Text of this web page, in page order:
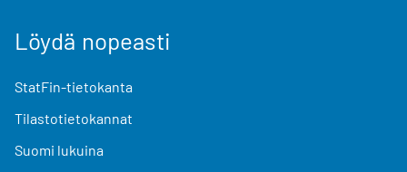
Löydä nopeasti
StatFin-tietokanta
Tilastotietokannat
Suomi lukuina